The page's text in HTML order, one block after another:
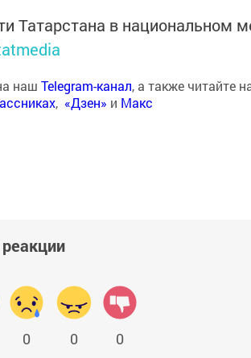
Татарстана в национальном
наш Telegram-канал, а также читайте
, «Дзен» и Макс
0 0 0